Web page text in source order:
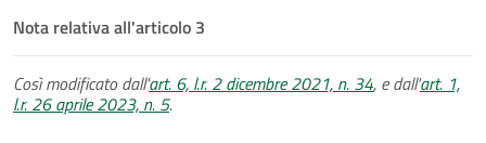
Nota relativa all'articolo 3
Così modificato dall'art. 6, l.r. 2 dicembre 2021, n. 34, e dall'art. 1,
l.r. 26 aprile 2023, n. 5.